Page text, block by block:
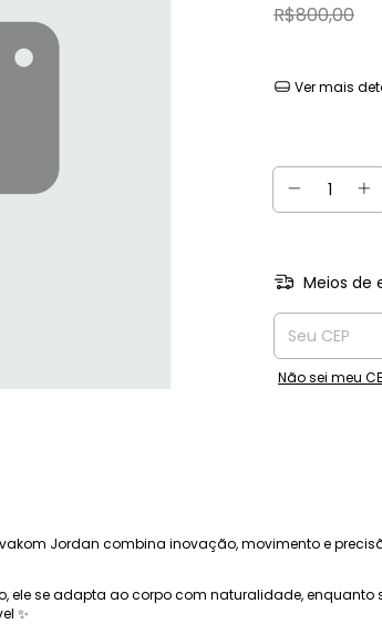
R$800,00
Ver mais
Meios de
Entregas para o
Não sei meu
Jordan combina inovação, movimento e
se adapta ao corpo com naturalidade, enquanto
✨